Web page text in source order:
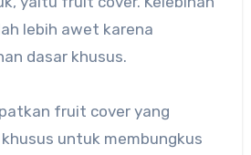
lebih awet karena
dasar khusus.
fruit cover yang
untuk membungkus